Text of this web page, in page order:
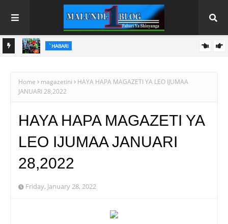
`HABARI
PINDA AIPONGEZA MATI TECHNOLOGIES KWA UBUNIFU WA
MAGAZETINI
Home magazetini
HAYA HAPA MAGAZETI YA LEO IJUMAA
JANUARI 28,2022
HAYA HAPA MAGAZETI YA
LEO IJUMAA JANUARI
28,2022
Friday, January 28, 2022